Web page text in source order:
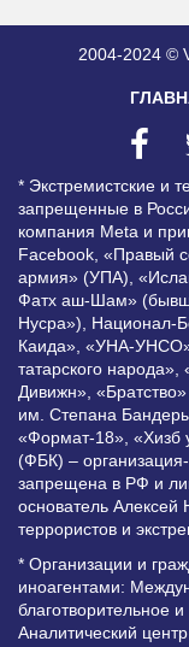
2004-2024 ©
* Экстремистские и
запрещенные в
компания Meta и
Facebook, «Правый
армия» (УПА),
Фатх аш-Шам»
Нусра»), Национал-
Каида», «УНА-
татарского
Дивижн», «Братство»
им. Степана
«Формат-18», «Хизб
(ФБК) – организация-
запрещена в РФ и
основатель
террористов и
* Организации и
иноагентами:
благотворительное
Аналитический